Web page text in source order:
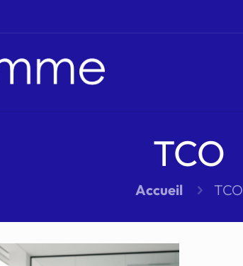
TCO
Accueil TCO